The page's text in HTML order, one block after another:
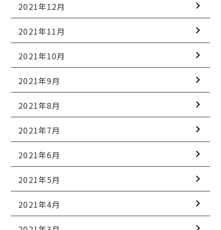
2021年12月
2021年11月
2021年10月
2021年9月
2021年8月
2021年7月
2021年6月
2021年5月
2021年4月